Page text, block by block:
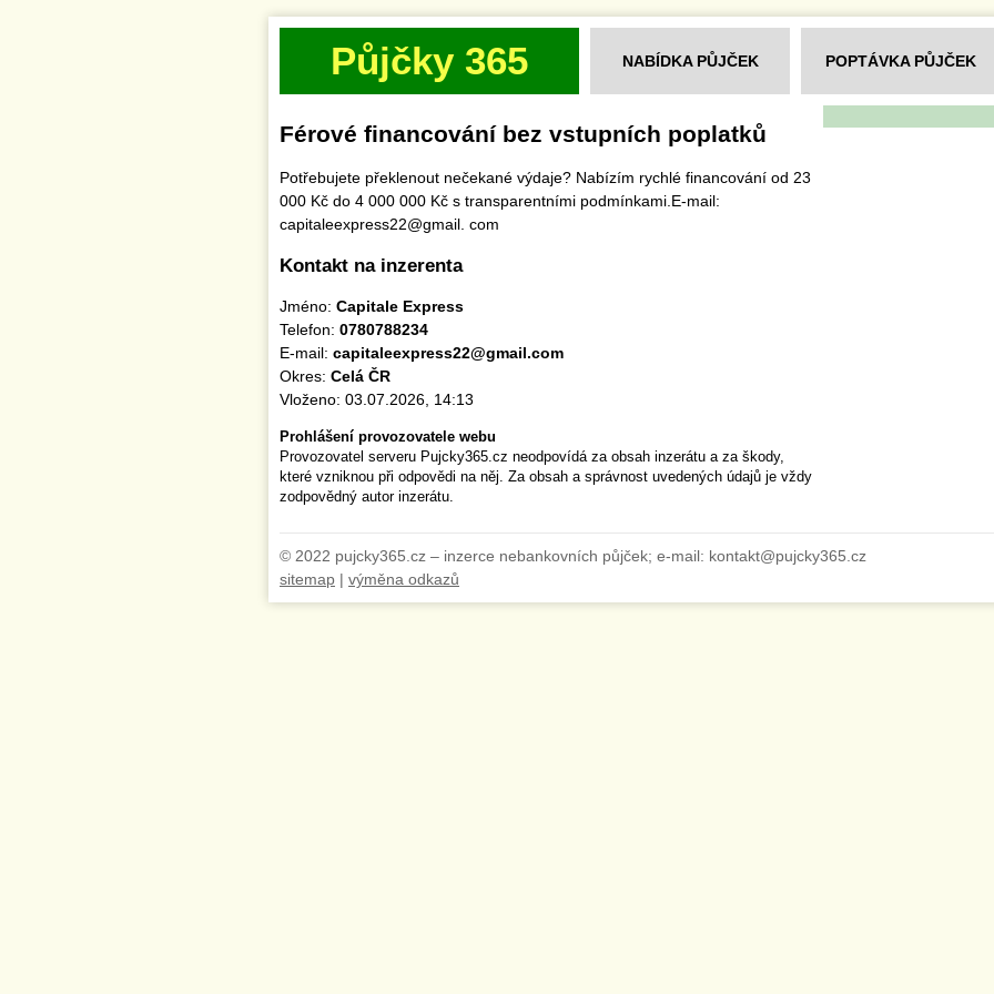
Půjčky 365 NABÍDKA PŮJČEK POPTÁVKA PŮJČEK
Férové financování bez vstupních poplatků
Potřebujete překlenout nečekané výdaje? Nabízím rychlé financování od 23
000 Kč do 4 000 000 Kč s transparentními podmínkami.E-mail:
capitaleexpress22@gmail. com
Kontakt na inzerenta
Jméno: Capitale Express
Telefon: 0780788234
E-mail: capitaleexpress22@gmail.com
Okres: Celá ČR
Vloženo: 03.07.2026, 14:13
Prohlášení provozovatele webu
Provozovatel serveru Pujcky365.cz neodpovídá za obsah inzerátu a za škody,
které vzniknou při odpovědi na něj. Za obsah a správnost uvedených údajů je vždy
zodpovědný autor inzerátu.
© 2022 pujcky365.cz – inzerce nebankovních půjček; e-mail: kontakt@pujcky365.cz
sitemap | výměna odkazů